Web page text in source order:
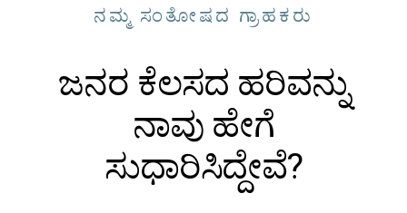
ನಮ್ಮ ಸಂತೋಷದ ಗ್ರಾಹಕರು
ಜನರ ಕೆಲಸದ ಹರಿವನ್ನು
ನಾವು ಹೇಗೆ
ಸುಧಾರಿಸಿದ್ದೇವೆ?